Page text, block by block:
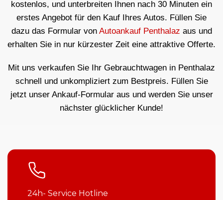
kostenlos, und unterbreiten Ihnen nach 30 Minuten ein
erstes Angebot für den Kauf Ihres Autos. Füllen Sie
dazu das Formular von Autoankauf Penthalaz aus und
erhalten Sie in nur kürzester Zeit eine attraktive Offerte.
Mit uns verkaufen Sie Ihr Gebrauchtwagen in Penthalaz
schnell und unkompliziert zum Bestpreis. Füllen Sie
jetzt unser Ankauf-Formular aus und werden Sie unser
nächster glücklicher Kunde!
24h- Service Hotline